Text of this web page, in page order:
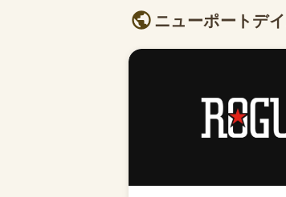
ニューポートデ